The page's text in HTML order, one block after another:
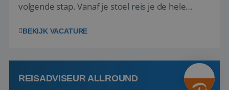
volgende stap. Vanaf je stoel reis je de hele
wensen van je team, je klant en wat er in de
klanten te overtuigen om die droomreis te
boeken! ...
BEKIJK VACATURE
REISADVISEUR ALLROUND